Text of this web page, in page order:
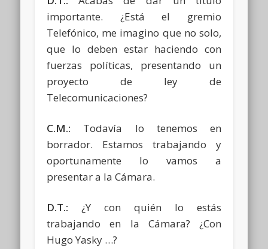
importante. ¿Está el gremio
Telefónico, me imagino que no solo,
que lo deben estar haciendo con
fuerzas políticas, presentando un
proyecto de ley de
Telecomunicaciones?
C.M.: Todavía lo tenemos en
borrador. Estamos trabajando y
oportunamente lo vamos a
presentar a la Cámara.
D.T.: ¿Y con quién lo estás
trabajando en la Cámara? ¿Con
Hugo Yasky …?